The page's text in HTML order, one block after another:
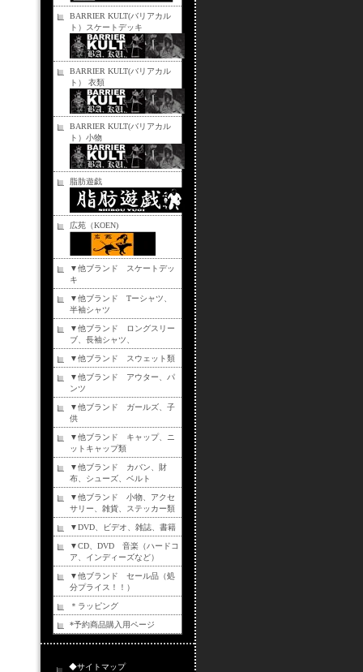
BARRIER KULT(バリアカル
ト）スケートデッキ
BARRIER KULT(バリアカル
ト） 衣類
BARRIER KULT(バリアカル
ト）小物
脂肪遊戯
広苑（KOEN)
▼他ブランド スケートデッ
キ
▼他ブランド Tーシャツ、
半袖シャツ
▼他ブランド ロングスリー
ブ、長袖シャツ、
▼他ブランド スウェット類
▼他ブランド アウター、パ
ンツ
▼他ブランド ガールズ、子
供
▼他ブランド キャップ、ニ
ットキャップ類
▼他ブランド カバン、財
布、シューズ、ベルト
▼他ブランド 小物、アクセ
サリー、雑貨、ステッカー類
▼DVD、ビデオ、雑誌、書籍
▼CD、DVD 音楽（ハードコ
ア、インディーズなど）
▼他ブランド セール品（処
分プライス！！）
＊ラッピング
*予約商品購入用ページ
◆サイトマップ